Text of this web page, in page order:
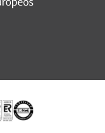
Certificaciones